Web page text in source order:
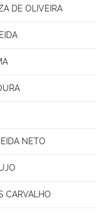
DE OLIVEIRA
NETO
CARVALHO